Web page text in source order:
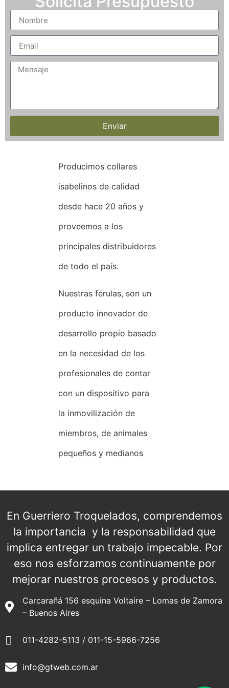
Enviar
Producimos collares
isabelinos de calidad
desde hace 20 años y
proveemos a los
principales distribuidores
de todo el país.
Nuestras férulas, son un
producto innovador de
desarrollo propio basado
en la necesidad de los
profesionales de contar
con un dispositivo para
la inmovilización de
miembros, de animales
pequeños y medianos
En Guerriero Troquelados, comprendemos
la importancia y la responsabilidad que
implica entregar un trabajo impecable. Por
eso nos esforzamos continuamente por
mejorar nuestros procesos y productos.
Carcarañá 156 esquina Voltaire – Lomas de Zamora
– Buenos Aires
011-4282-5113 / 011-15-5966-7256
info@gtweb.com.ar